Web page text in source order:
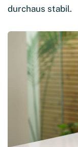
durchaus stabil.